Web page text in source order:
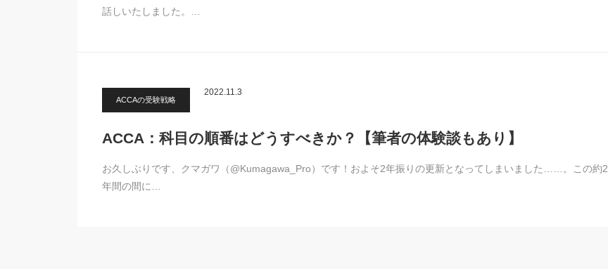
話しいたしました。…
ACCAの受験戦略
2022.11.3
ACCA：科目の順番はどうすべきか？【筆者の体験談もあり】
お久しぶりです、クマガワ（@Kumagawa_Pro）です！およそ2年振りの更新となってしまいました……。この約2
年間の間に…